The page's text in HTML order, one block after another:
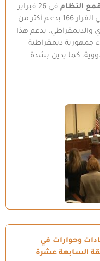
النظام
في 26 فبراير
2025، سجل مجلس النواب الأمريكي القرار 166 بدعم أكثر من
والديمقراطي. يدعم هذا
جمهورية ديمقراطية
كما يدين بشدة
وحوارات في
الكردية 2004 » الحلقة السابعة عشرة